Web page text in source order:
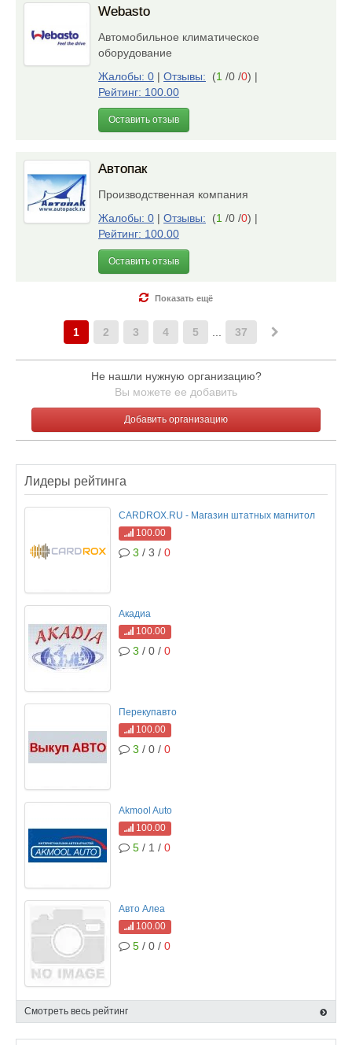
Webasto
Автомобильное климатическое
оборудование
Жалобы: 0 | Отзывы: (1 /0 /0) |
Рейтинг: 100.00
Оставить отзыв
Автопак
Производственная компания
Жалобы: 0 | Отзывы: (1 /0 /0) |
Рейтинг: 100.00
Оставить отзыв
Показать ещё
1 2 3 4 5 37
Не нашли нужную организацию?
Вы можете ее добавить
Добавить организацию
Лидеры рейтинга
CARDROX.RU - Магазин штатных магнитол
100.00
3 / 3 / 0
Акадиа
100.00
3 / 0 / 0
Перекупавто
100.00
3 / 0 / 0
Akmool Auto
100.00
5 / 1 / 0
Авто Алеа
100.00
5 / 0 / 0
Смотреть весь рейтинг